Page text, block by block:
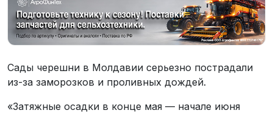
Сады черешни в Молдавии серьезно пострадали
из-за заморозков и проливных дождей.
«Затяжные осадки в конце мая — начале июня